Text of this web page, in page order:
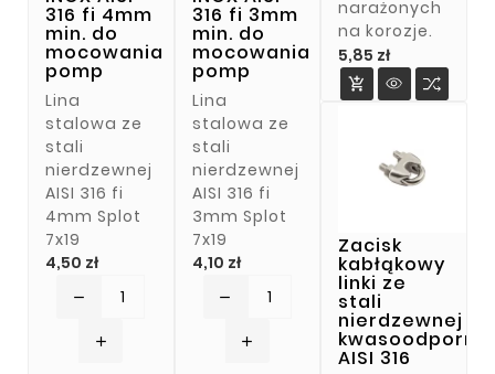
316 fi 4mm
min. do
mocowania
pomp
Lina
stalowa ze
stali
nierdzewnej
AISI 316 fi
4mm Splot
7x19
4,50 złCena
remove
add
316 fi 3mm
min. do
mocowania
pomp
Lina
stalowa ze
stali
nierdzewnej
AISI 316 fi
3mm Splot
7x19
4,10 złCena
remove
add
narażonych
na korozje.
5,85 złCena

Zacisk
kabłąkowy
linki ze
stali
nierdzewnej
kwasoodpornej
AISI 316